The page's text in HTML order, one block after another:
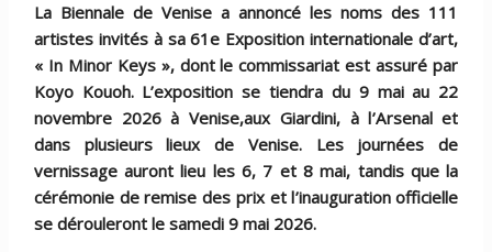
La Biennale de Venise a annoncéles noms des 111
artistes invités à sa 61e Exposition internationale d’art,
« In Minor Keys », dont le commissariat est assuré par
Koyo Kouoh. L’exposition se tiendra du 9 mai au 22
novembre 2026 à Venise,aux Giardini, à l’Arsenal et
dans plusieurs lieux de Venise. Les journées de
vernissage auront lieu les 6, 7 et 8 mai, tandis que la
cérémonie de remise des prix et l’inauguration officielle
se dérouleront le samedi 9 mai 2026.